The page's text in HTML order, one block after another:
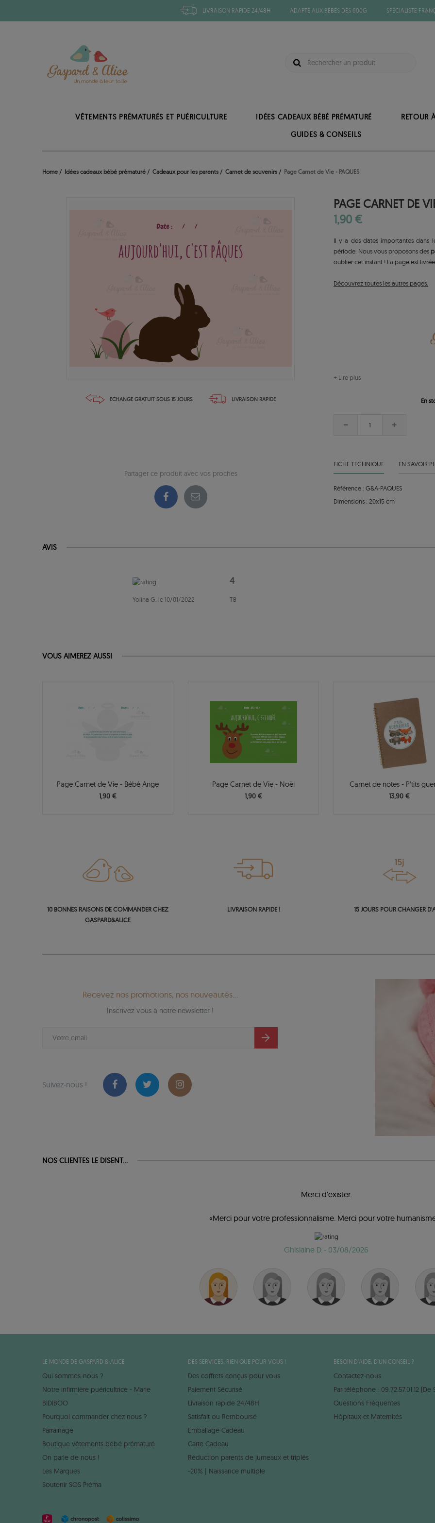
LIVRAISON RAPIDE 24/48H ADAPTÉ AUX BÉBÉS DÈS 600G SPÉCIALISTE
VÊTEMENTS PRÉMATURÉS ET PUÉRICULTURE IDÉES CADEAUX BÉBÉ PRÉMATURÉ
RETOUR
GUIDES & CONSEILS
Home Idées cadeaux bébé prématuré Cadeaux pour les parents Carnet de souvenirs Page Carnet de Vie - PAQUES
ECHANGE GRATUIT SOUS 15 JOURS LIVRAISON RAPIDE
PAGE CARNET DE
1,90 €
Il y a des dates importantes dans
période. Nous vous proposons des
oublier cet instant ! La page est
Découvrez toutes les autres pages.
+ Lire plus
En
Partager ce produit avec vos proches
FICHE TECHNIQUE EN SAVOIR
Référence : G&A-PAQUES
Dimensions : 20x15 cm
AVIS
4
Yolina G. le 10/01/2022 TB
VOUS AIMEREZ AUSSI
Page Carnet de Vie - Bébé Ange
1,90 €
Page Carnet de Vie - Noël
1,90 €
Carnet de notes - P'tits
13,90 €
10 BONNES RAISONS DE COMMANDER CHEZ
GASPARD&ALICE
LIVRAISON RAPIDE ! 15 JOURS POUR CHANGER
Recevez nos promotions, nos nouveautés...
Inscrivez vous à notre newsletter !
Suivez-nous !
NOS CLIENTES LE DISENT...
Merci d'exister.
«Merci pour votre professionnalisme. Merci pour votre
Ghislaine D. - 03/08/2026
LE MONDE DE GASPARD & ALICE
Qui sommes-nous ?
Notre infirmière puéricultrice - Marie
BIDIBOO
Pourquoi commander chez nous ?
Parrainage
Boutique vêtements bébé prématuré
On parle de nous !
Les Marques
Soutenir SOS Préma
DES SERVICES, RIEN QUE POUR VOUS !
Des coffrets conçus pour vous
Paiement Sécurisé
Livraison rapide 24/48H
Satisfait ou Remboursé
Emballage Cadeau
Carte Cadeau
Réduction parents de jumeaux et triplés
-20% | Naissance multiple
BESOIN D'AIDE, D'UN CONSEIL ?
Contactez-nous
Par téléphone : 09.72.57.01.12 (De
Questions Fréquentes
Hôpitaux et Maternités